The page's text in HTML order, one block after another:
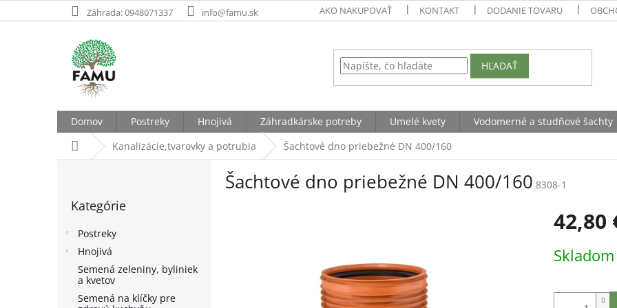
na
Záhrada: 0948071337 info@famu.sk AKO NAKUPOVAŤ KONTAKT DODANIE TOVARU
HĽADAŤ
Domov Postreky Hnojivá Záhradkárske potreby Umelé kvety Vodomerné a studňové šachty
DomovKanalizácie,tvarovky a potrubia Šachtové dno priebežné DN 400/160
kategórie
Kategórie
Postreky
Hnojivá
Semená zeleniny, byliniek
a kvetov
Semená na klíčky pre
Šachtové dno priebežné DN 400/160 8308-1
42,80
cena:
Skladom